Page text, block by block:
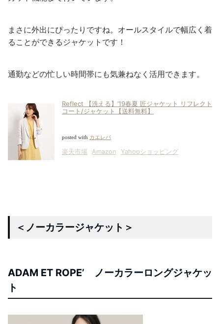
まさに外出にぴったりですね。オールスタイルで幅広く着
ることができるジャケットです！
通勤などの忙しい時間帯にも気兼ねなく活用できます。
Reflect 【洗える】’19春夏 匠ジャケット リフレクト
コート/ジャケット【送料無料】
posted with カエレバ
楽天市場 Amazon Yahooショッピング
＜ノーカラージャケット＞
ADAM ET ROPE’ ノーカラーロングジャケッ
ト